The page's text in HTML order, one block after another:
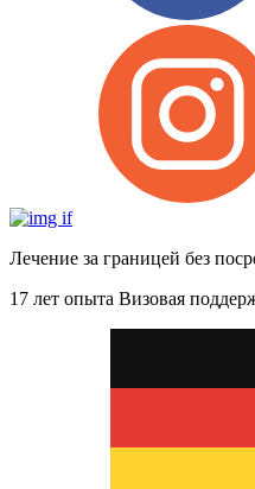
Лечение за границей без
17 лет опыта Визовая